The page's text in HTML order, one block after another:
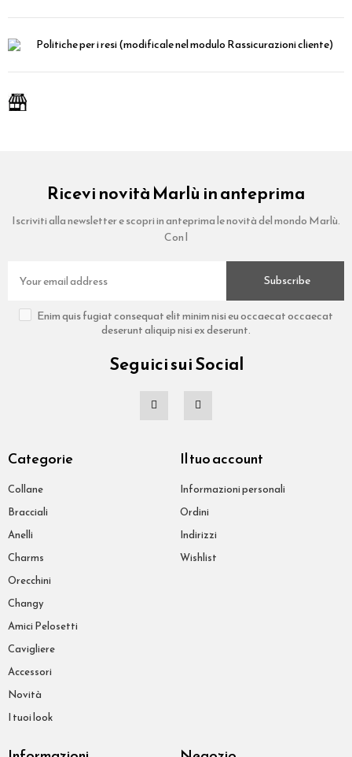
Politiche per i resi(modificale nel modulo Rassicurazioni cliente)
Ricevi novità Marlù in anteprima
Iscriviti alla newsletter e scopri in anteprima le novità del mondo Marlù.
Con l
Subscribe
Enim quis fugiat consequat elit minim nisi eu occaecat occaecat
deserunt aliquip nisi ex deserunt.
Seguici sui Social
Categorie
Collane
Bracciali
Anelli
Charms
Orecchini
Changy
Amici Pelosetti
Cavigliere
Accessori
Novità
I tuoi look
Il tuo account
Informazioni personali
Ordini
Indirizzi
Wishlist